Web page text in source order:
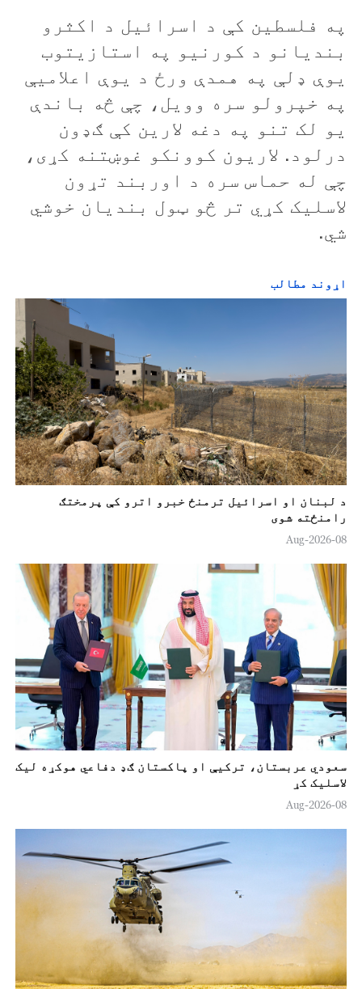
په فلسطين کې د اسرائيل د اکثرو
بنديانو د کورنيو په استازيتوب
يوې ډلې په همدې ورځ د يوې اعلاميې
په خپرولو سره وويل، چې څه باندې
يو لک تنو په دغه لارين کې ګډون
درلود. لاريون کوونکو غوښتنه کړی،
چې له حماس سره د اوربند تړون
لاسليک کړي تر څو ټول بنديان خوشي
شي.
اړوند مطالب
د لبنان او اسرائیل ترمنځ خبرو اترو کې پرمختګ
رامنځته شوی
08-Aug-2026
سعودي عربستان، ترکيې او پاکستان ګډ دفاعي هوکړه ليک
لاسليک کړ
08-Aug-2026